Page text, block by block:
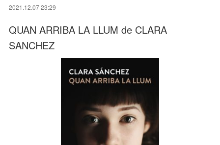
2021.12.07 23:29
QUAN ARRIBA LA LLUM de CLARA
SANCHEZ